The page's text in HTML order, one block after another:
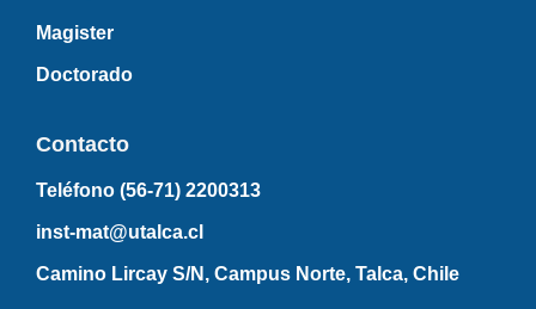
Magister
Doctorado
Contacto
Teléfono (56-71) 2200313
inst-mat@utalca.cl
Camino Lircay S/N, Campus Norte, Talca, Chile